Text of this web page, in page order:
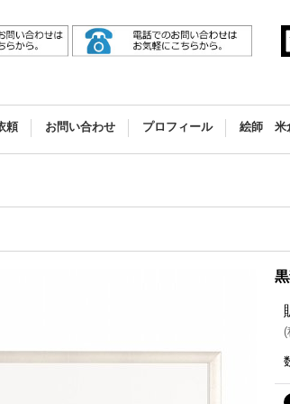
頼 お問い合わせ プロフィール 絵師 米
(